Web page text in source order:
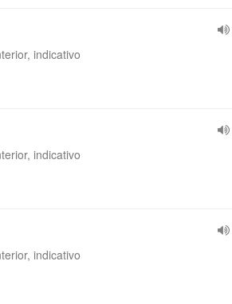
indicativo
indicativo
indicativo